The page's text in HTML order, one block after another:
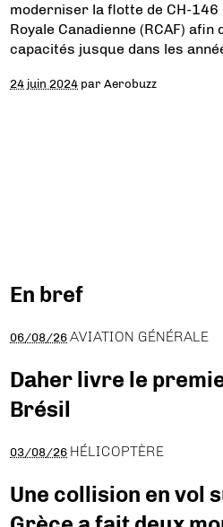
moderniser la flotte de CH-146
Royale Canadienne (RCAF)
capacités jusque dans les
24 juin 2024 parAerobuzz
En bref
06/08/26 AVIATION GÉNÉRALE
Daher livre le
Brésil
03/08/26 HÉLICOPTÈRE
Une collision en vol